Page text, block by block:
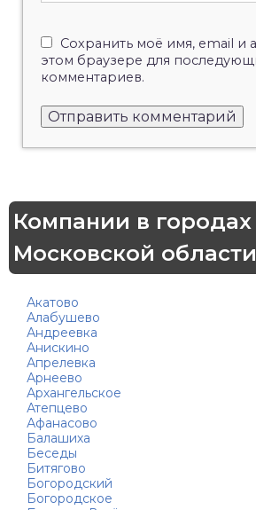
Сохранить моё имя, email и
этом браузере для
комментариев.
Компании в
Московской области
Акатово
Алабушево
Андреевка
Анискино
Апрелевка
Арнеево
Архангельское
Атепцево
Афанасово
Балашиха
Беседы
Битягово
Богородский
Богородское